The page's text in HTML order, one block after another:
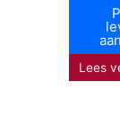
Lees